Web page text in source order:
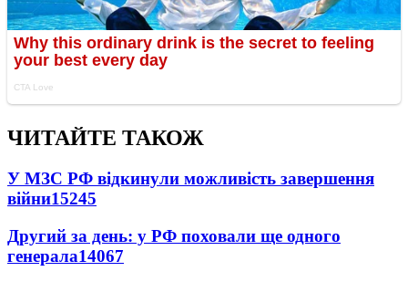
ЧИТАЙТЕ ТАКОЖ
У МЗС РФ відкинули можливість завершення
війни15245
Другий за день: у РФ поховали ще одного
генерала14067